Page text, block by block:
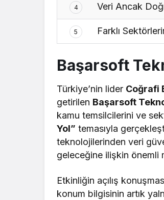
4 Veri Ancak
5 Farklı
Başarsoft
Türkiye’nin lider Coğrafi
getirilen Başarsoft
kamu temsilcilerini ve
Yol” temasıyla
teknolojilerinden veri
geleceğine ilişkin önemli
Etkinliğin açılış
konum bilgisinin artık